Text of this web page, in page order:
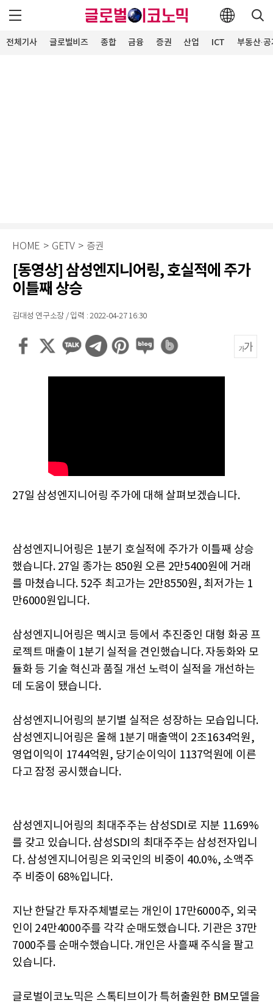
전체기사 글로벌비즈 종합 금융 증권 산업 ICT 부동산·
HOME > GETV > 증권
[동영상] 삼성엔지니어링, 호실적에 주가
이틀째 상승
김대성 연구소장 / 입력 : 2022-04-27 16:30
27일 삼성엔지니어링 주가에 대해 살펴보겠습니다.
삼성엔지니어링은 1분기 호실적에 주가가 이틀째 상승
했습니다. 27일 종가는 850원 오른 2만5400원에 거래
를 마쳤습니다. 52주 최고가는 2만8550원, 최저가는 1
만6000원입니다.
삼성엔지니어링은 멕시코 등에서 추진중인 대형 화공 프
로젝트 매출이 1분기 실적을 견인했습니다. 자동화와 모
듈화 등 기술 혁신과 품질 개선 노력이 실적을 개선하는
데 도움이 됐습니다.
삼성엔지니어링의 분기별 실적은 성장하는 모습입니다.
삼성엔지니어링은 올해 1분기 매출액이 2조1634억원,
영업이익이 1744억원, 당기순이익이 1137억원에 이른
다고 잠정 공시했습니다.
삼성엔지니어링의 최대주주는 삼성SDI로 지분 11.69%
를 갖고 있습니다. 삼성SDI의 최대주주는 삼성전자입니
다. 삼성엔지니어링은 외국인의 비중이 40.0%, 소액주
주 비중이 68%입니다.
지난 한달간 투자주체별로는 개인이 17만6000주, 외국
인이 24만4000주를 각각 순매도했습니다. 기관은 37만
7000주를 순매수했습니다. 개인은 사흘째 주식을 팔고
있습니다.
글로벌이코노믹은 스톡티브이가 특허출원한 BM모델을